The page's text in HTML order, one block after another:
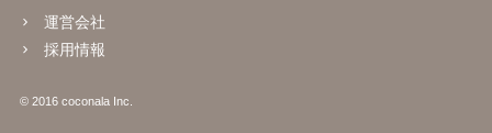
運営会社
採用情報
© 2016 coconala Inc.